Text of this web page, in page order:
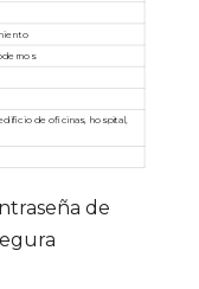
de oficinas, hospital,
de